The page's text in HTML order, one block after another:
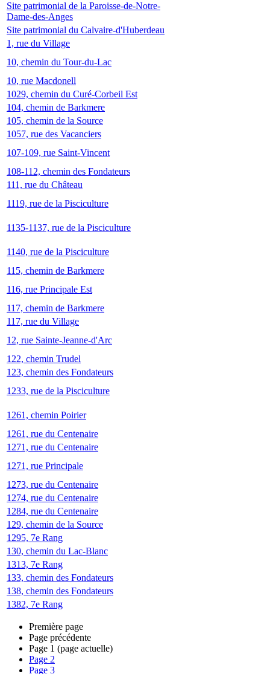
Site patrimonial de la Paroisse-de-Notre-
Dame-des-Anges
Site patrimonial du Calvaire-d'Huberdeau
1, rue du Village
10, chemin du Tour-du-Lac
10, rue Macdonell
1029, chemin du Curé-Corbeil Est
104, chemin de Barkmere
105, chemin de la Source
1057, rue des Vacanciers
107-109, rue Saint-Vincent
108-112, chemin des Fondateurs
111, rue du Château
1119, rue de la Pisciculture
1135-1137, rue de la Pisciculture
1140, rue de la Pisciculture
115, chemin de Barkmere
116, rue Principale Est
117, chemin de Barkmere
117, rue du Village
12, rue Sainte-Jeanne-d'Arc
122, chemin Trudel
123, chemin des Fondateurs
1233, rue de la Pisciculture
1261, chemin Poirier
1261, rue du Centenaire
1271, rue du Centenaire
1271, rue Principale
1273, rue du Centenaire
1274, rue du Centenaire
1284, rue du Centenaire
129, chemin de la Source
1295, 7e Rang
130, chemin du Lac-Blanc
1313, 7e Rang
133, chemin des Fondateurs
138, chemin des Fondateurs
1382, 7e Rang
Première page
Page précédente
Page 1 (page actuelle)
Page 2
Page 3